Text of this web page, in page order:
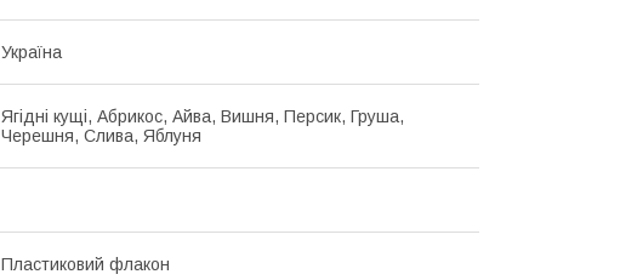
Україна
Ягідні кущі, Абрикос, Айва, Вишня, Персик, Груша,
Черешня, Слива, Яблуня
Пластиковий флакон